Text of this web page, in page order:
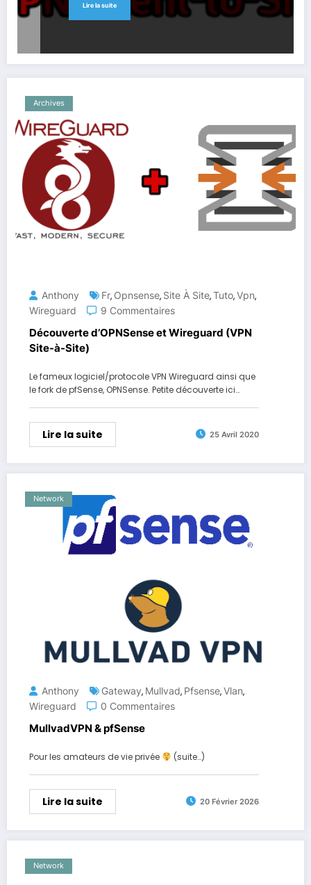
Lire la suite
Archives
Anthony Fr, Opnsense, Site À Site,Tuto,Vpn,
Wireguard
9 Commentaires
Découverte d’OPNSense et Wireguard (VPN
Site-à-Site)
Le fameux logiciel/protocole VPN Wireguard ainsi que
le fork de pfSense, OPNSense. Petite découverte ici…
Lire la suite 25 Avril 2020
Network
Anthony Gateway, Mullvad, Pfsense,Vlan,
Wireguard
0 Commentaires
MullvadVPN & pfSense
Pour les amateurs de vie privée (suite…)
Lire la suite 20 Février 2026
Network